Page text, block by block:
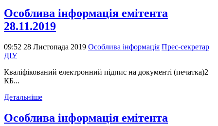
Особлива інформація емітента
28.11.2019
09:52 28 Листопада 2019 Особлива інформація Прес-секретар
ДІУ
Кваліфікований електронний підпис на документі (печатка)2
КБ...
Детальніше
Особлива інформація емітента